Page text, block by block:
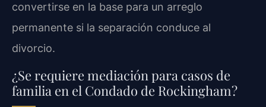
convertirse en la base para un arreglo
permanente si la separación conduce al
divorcio.
¿Se requiere mediación para casos de
familia en el Condado de Rockingham?